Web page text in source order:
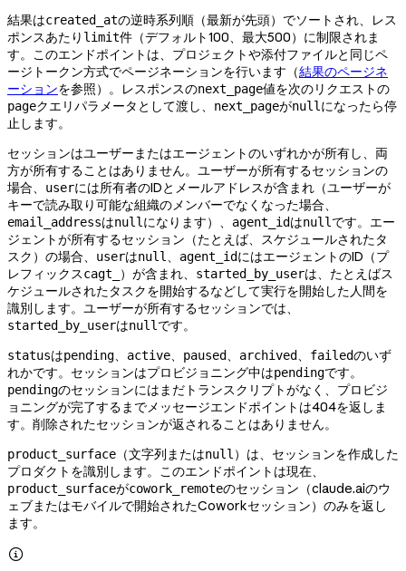
結果はcreated_atの逆時系列順（最新が先頭）でソートされ、レス
ポンスあたり limit件（デフォルト100、最大500）に制限されま
す。このエンドポイントは、プロジェクトや添付ファイルと同じペ
ージトークン方式でページネーションを行います（結果のページネ
ーションを参照）。レスポンスのnext_page値を次のリクエストの
pageクエリパラメータとして渡し、 next_pageがnull になったら停
止します。
セッションはユーザーまたはエージェントのいずれかが所有し、両
方が所有することはありません。ユーザーが所有するセッションの
場合、
userには所有者のIDとメールアドレスが含まれ（ユーザーが
キーで読み取り可能な組織のメンバーでなくなった場合、
email_addressはnull になります）、 agent_idはnull です。エー
ジェントが所有するセッション（たとえば、スケジュールされたタ
スク）の場合、
userはnull 、 agent_idにはエージェントのID（プ
レフィックスcagt_ ）が含まれ、 started_by_userは、たとえばス
ケジュールされたタスクを開始するなどして実行を開始した人間を
識別します。ユーザーが所有するセッションでは、
started_by_userはnull です。
statusはpending、 active、 paused、 archived、 failedのいず
れかです。セッションはプロビジョニング中はpendingです。
pendingのセッションにはまだトランスクリプトがなく、プロビジ
ョニングが完了するまでメッセージエンドポイントは404を返しま
す。削除されたセッションが返されることはありません。
product_surface （文字列またはnull ）は、セッションを作成した
プロダクトを識別します。このエンドポイントは現在、
product_surfaceがcowork_remoteのセッション（claude.aiのウ
ェブまたはモバイルで開始されたCoworkセッション）のみを返し
ます。
